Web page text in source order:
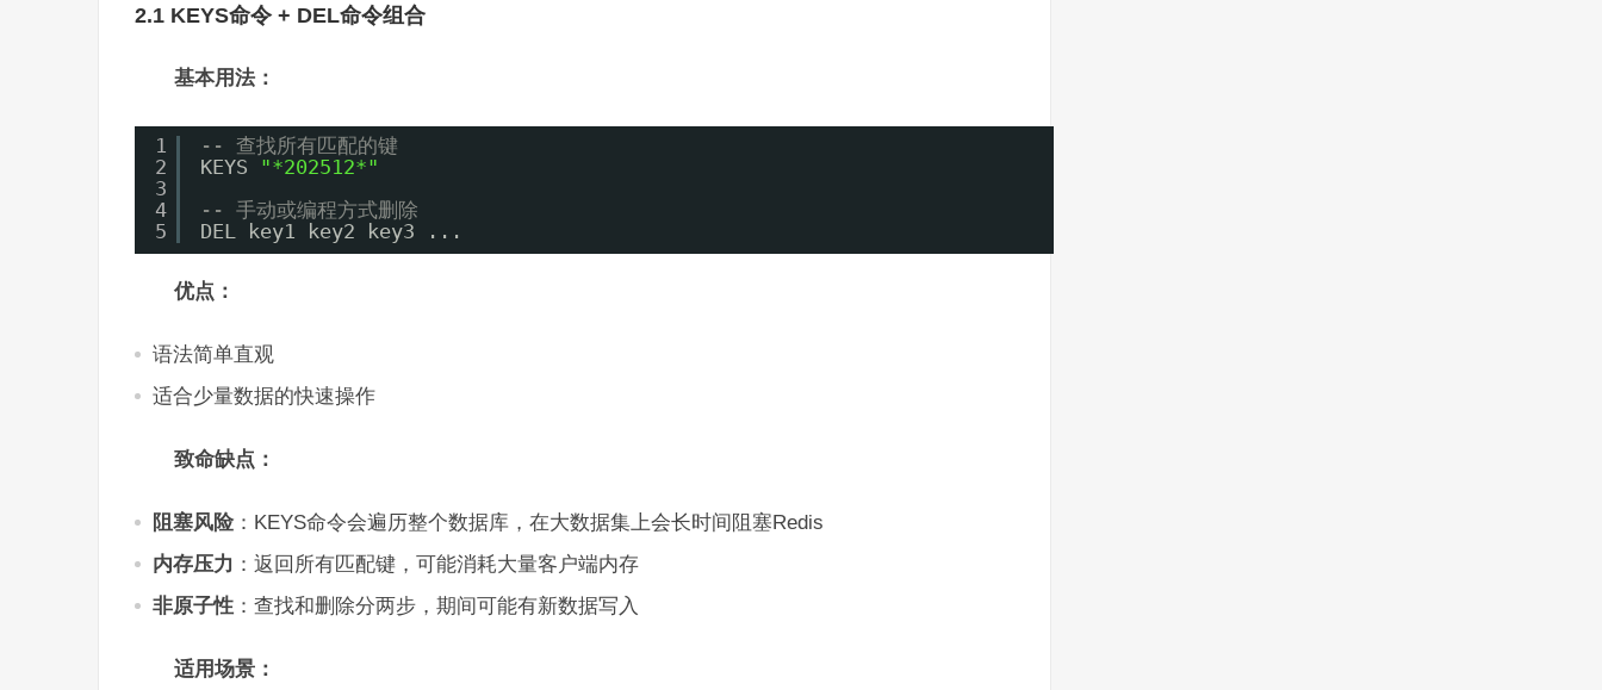
2.1 KEYS命令 + DEL命令组合
基本用法：
1
2
3
4
5
-- 查找所有匹配的键
KEYS
"*202512*"
-- 手动或编程方式删除
DEL key1 key2 key3 ...
优点：
语法简单直观
适合少量数据的快速操作
致命缺点：
阻塞风险 ：KEYS命令会遍历整个数据库，在大数据集上会长时间阻塞Redis
内存压力 ：返回所有匹配键，可能消耗大量客户端内存
非原子性 ：查找和删除分两步，期间可能有新数据写入
适用场景：